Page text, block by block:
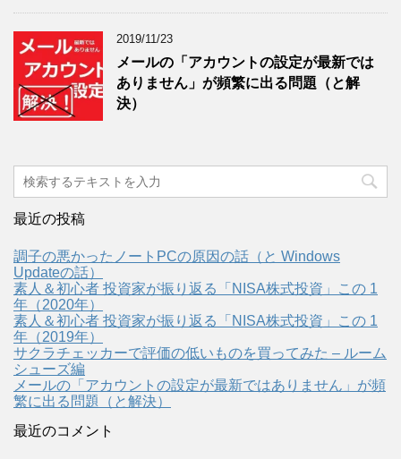
2019/11/23
メールの「アカウントの設定が最新では
ありません」が頻繁に出る問題（と解
決）
最近の投稿
調子の悪かったノートPCの原因の話（と Windows
Updateの話）
素人＆初心者 投資家が振り返る「NISA株式投資」この 1
年（2020年）
素人＆初心者 投資家が振り返る「NISA株式投資」この 1
年（2019年）
サクラチェッカーで評価の低いものを買ってみた – ルーム
シューズ編
メールの「アカウントの設定が最新ではありません」が頻
繁に出る問題（と解決）
最近のコメント